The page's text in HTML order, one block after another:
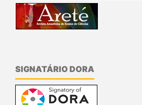
SIGNATÁRIO DORA